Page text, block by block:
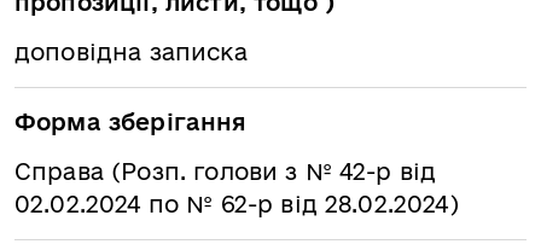
доповідна записка
Форма зберігання
Справа (Розп. голови з № 42-р від
02.02.2024 по № 62-р від 28.02.2024)